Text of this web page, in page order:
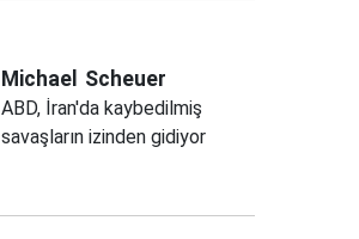
Michael Scheuer
ABD, İran'da kaybedilmiş
savaşların izinden gidiyor